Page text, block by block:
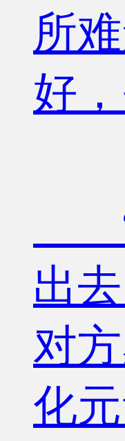
所
好
“
出
对
化